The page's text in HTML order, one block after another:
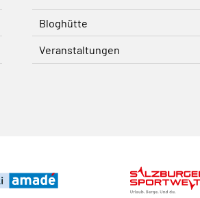
Bloghütte
Veranstaltungen